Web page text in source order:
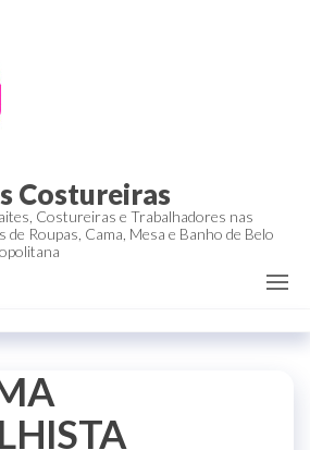
Costureiras
Costureiras e Trabalhadores nas
Roupas, Cama, Mesa e Banho de Belo